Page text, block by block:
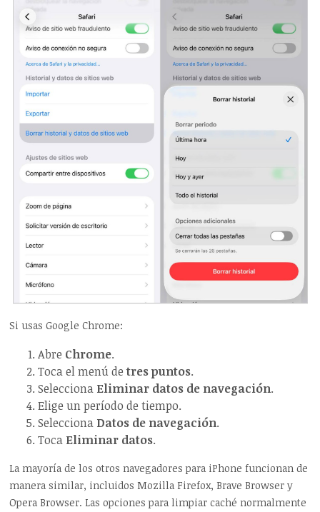
Si usas Google Chrome:
Abre Chrome.
Toca el menú detres puntos.
Selecciona Eliminar datos de navegación.
Elige un período de tiempo.
Selecciona Datos de navegación.
Toca Eliminar datos.
La mayoría de los otros navegadores para iPhone funcionan de
manera similar, incluidos Mozilla Firefox, Brave Browser y
Opera Browser. Las opciones para limpiar caché normalmente